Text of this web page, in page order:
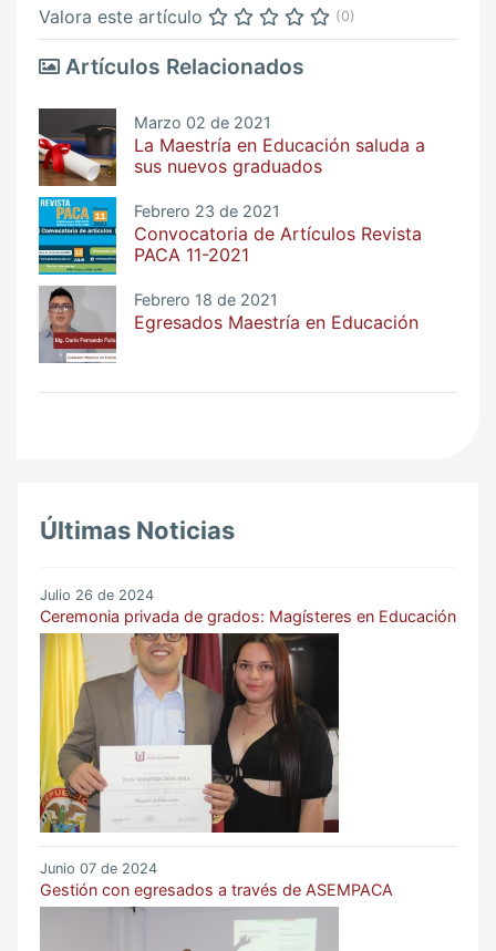
Valora este artículo (0)
Artículos Relacionados
Marzo 02 de 2021
La Maestría en Educación saluda a
sus nuevos graduados
Febrero 23 de 2021
Convocatoria de Artículos Revista
PACA 11-2021
Febrero 18 de 2021
Egresados Maestría en Educación
Últimas Noticias
Julio 26 de 2024
Ceremonia privada de grados: Magísteres en Educación
Junio 07 de 2024
Gestión con egresados a través de ASEMPACA